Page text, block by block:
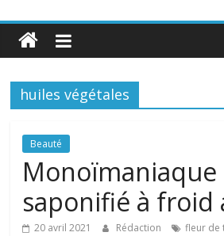
24h
Santé
La
de
toute
famille
huiles végétales
Beauté
Monoïmaniaque
saponifié à froid
20 avril 2021 Rédaction fleur de